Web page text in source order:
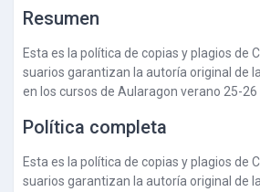
Resumen
Esta es la política de copias y plagios de
suarios garantizan la autoría original de
en los cursos de Aularagon verano 25-26
Política completa
Esta es la política de copias y plagios de
suarios garantizan la autoría original de